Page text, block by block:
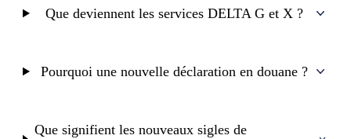
Que deviennent les services DELTA G et X ?
Pourquoi une nouvelle déclaration en douane ?
Que signifient les nouveaux sigles de